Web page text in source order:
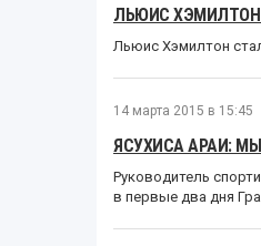
ЛЬЮИС ХЭМИЛТОН
Льюис Хэмилтон
14 марта 2015 в 15:45
ЯСУХИСА АРАИ:
Руководитель
в первые два дня